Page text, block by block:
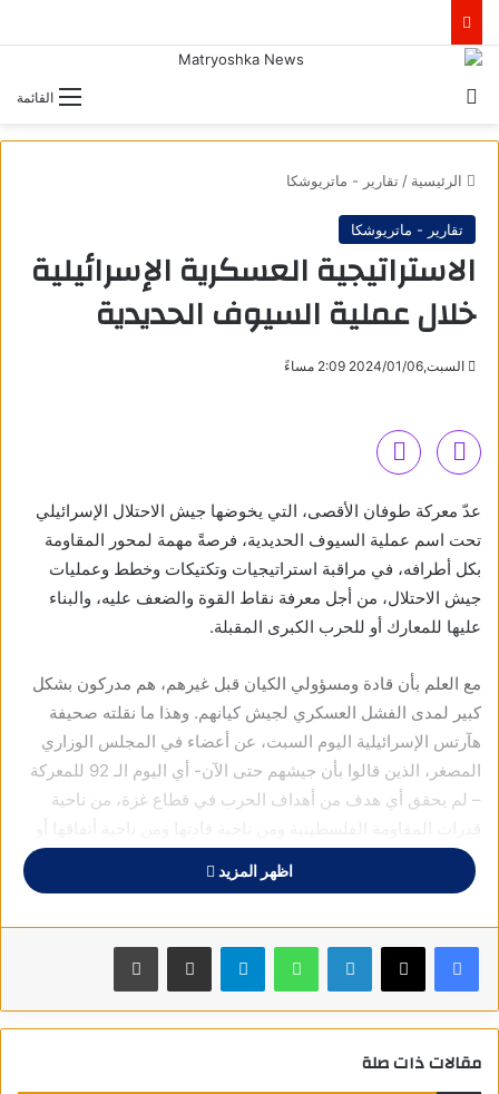
القائمة
الرئيسية / تقارير - ماتريوشكا
تقارير - ماتريوشكا
الاستراتيجية العسكرية الإسرائيلية
خلال عملية السيوف الحديدية
السبت,2024/01/06 2:09 مساءً
عدّ معركة طوفان الأقصى، التي يخوضها جيش الاحتلال الإسرائيلي
تحت اسم عملية السيوف الحديدية، فرصةً مهمة لمحور المقاومة
بكل أطرافه، في مراقبة استراتيجيات وتكتيكات وخطط وعمليات
جيش الاحتلال، من أجل معرفة نقاط القوة والضعف عليه، والبناء
عليها للمعارك أو للحرب الكبرى المقبلة.
مع العلم بأن قادة ومسؤولي الكيان قبل غيرهم، هم مدركون بشكل
كبير لمدى الفشل العسكري لجيش كيانهم. وهذا ما نقلته صحيفة
هآرتس الإسرائيلية اليوم السبت، عن أعضاء في المجلس الوزاري
المصغر، الذين قالوا بأن جيشهم حتى الآن- أي اليوم الـ 92 للمعركة
– لم يحقق أي هدف من أهداف الحرب في قطاع غزة، من ناحية
قدرات المقاومة الفلسطينية ومن ناحية قادتها ومن ناحية أنفاقها أو
حتى من ناحية تحرير الأسرى الذين ما زال نصفهم بحوزة المقاومة،
فيما لم تنجح إسرائيل بتحرير أي أسير إلا عبر المفاوضات غير
وفي هذا السياق، أعدّ الباحث في مركز الخطابي للدراسات أسامة
القوات “السيوف الحديدية نموذجاً”، والتي استعرض مختلف
التشكيلات في الجيش الإسرائيلي التي تشارك في هذه العملية.
اظهر المزيد
فيسبوك لينكدإن واتساب
مقالات ذات صلة